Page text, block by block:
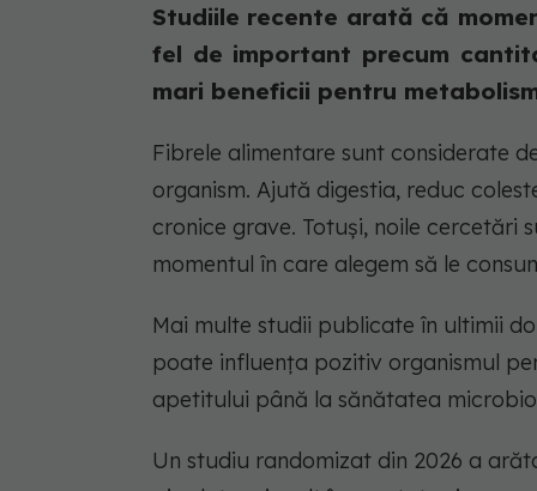
Studiile recente arată că
fel de important precum
mari beneficii pentru
Fibrele alimentare sunt considerate
organism. Ajută digestia, reduc
cronice grave. Totuși, noile cercetări
momentul în care alegem să le
Mai multe studii publicate în ultimii
poate influența pozitiv organismul
apetitului până la sănătatea
Un studiu randomizat din 2026 a